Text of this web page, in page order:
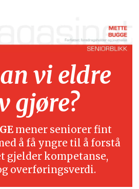
vi eldre
gjøre?
mener seniorer fint
å få yngre til å forstå
gjelder kompetanse,
overføringsverdi.